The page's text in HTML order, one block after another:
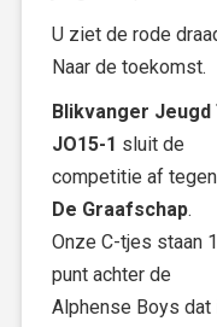
U ziet de rode
Naar de toekomst.
Blikvanger Jeugd
JO15-1 sluit de
competitie af tegen
De Graafschap.
Onze C-tjes staan 1
punt achter de
Alphense Boys dat